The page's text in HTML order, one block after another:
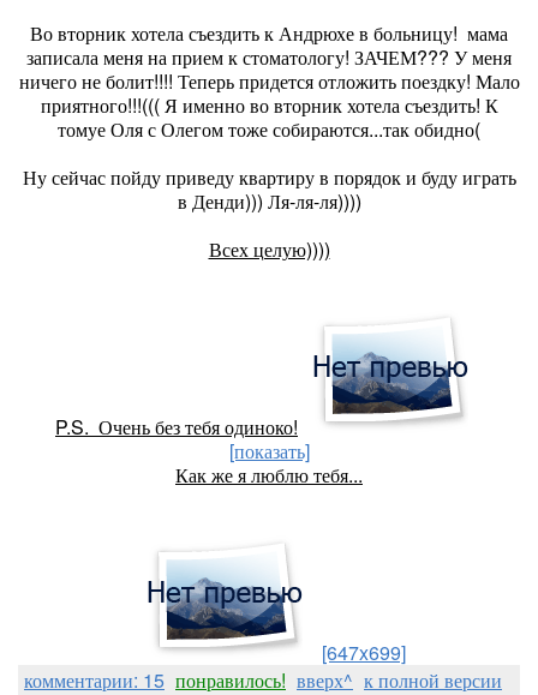
Во вторник хотела съездить к Андрюхе в больницу! мама
записала меня на прием к стоматологу! ЗАЧЕМ??? У меня
ничего не болит!!!! Теперь придется отложить поездку! Мало
приятного!!!((( Я именно во вторник хотела съездить! К
томуе Оля с Олегом тоже собираются...так обидно(
Ну сейчас пойду приведу квартиру в порядок и буду играть
в Денди))) Ля-ля-ля))))
Всех целую))))
P.S. Очень без тебя одиноко!
[показать]
Как же я люблю тебя...
[647x699]
комментарии: 15 понравилось! вверх^ к полной версии